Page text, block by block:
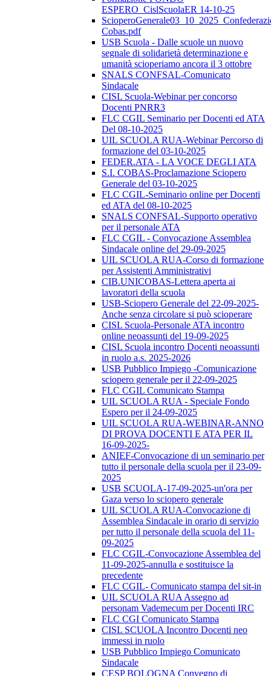
ESPERO_CislScuolaER 14-10-25
Cobas.pdf
USB Scuola - Dalle scuole un nuovo
segnale di solidarietà determinazione e
umanità scioperiamo ancora il 3 ottobre
SNALS CONFSAL-Comunicato
Sindacale
CISL Scuola-Webinar per concorso
Docenti PNRR3
FLC CGIL Seminario per Docenti ed ATA
Del 08-10-2025
UIL SCUOLA RUA-Webinar Percorso di
formazione del 03-10-2025
FEDER.ATA - LA VOCE DEGLI ATA
S.I. COBAS-Proclamazione Sciopero
Generale del 03-10-2025
FLC CGIL-Seminario online per Docenti
ed ATA del 08-10-2025
SNALS CONFSAL-Supporto operativo
per il personale ATA
FLC CGIL - Convocazione Assemblea
Sindacale online del 29-09-2025
UIL SCUOLA RUA-Corso di formazione
per Assistenti Amministrativi
CIB.UNICOBAS-Lettera aperta ai
lavoratori della scuola
USB-Sciopero Generale del 22-09-2025-
Anche senza circolare si può scioperare
CISL Scuola-Personale ATA incontro
online neoassunti del 19-09-2025
CISL Scuola incontro Docenti neoassunti
in ruolo a.s. 2025-2026
USB Pubblico Impiego -Comunicazione
sciopero generale per il 22-09-2025
FLC CGIL Comunicato Stampa
UIL SCUOLA RUA - Speciale Fondo
Espero per il 24-09-2025
UIL SCUOLA RUA-WEBINAR-ANNO
DI PROVA DOCENTI E ATA PER IL
16-09-2025-
ANIEF-Convocazione di un seminario per
tutto il personale della scuola per il 23-09-
2025
USB SCUOLA-17-09-2025-un'ora per
Gaza verso lo sciopero generale
UIL SCUOLA RUA-Convocazione di
Assemblea Sindacale in orario di servizio
per tutto il personale della scuola del 11-
09-2025
FLC CGIL-Convocazione Assemblea del
11-09-2025-annulla e sostituisce la
precedente
FLC CGIL- Comunicato stampa del sit-in
UIL SCUOLA RUA Assegno ad
personam Vademecum per Docenti IRC
FLC CGI Comunicato Stampa
CISL SCUOLA Incontro Docenti neo
immessi in ruolo
USB Pubblico Impiego Comunicato
Sindacale
CESP BOLOGNA Convegno di